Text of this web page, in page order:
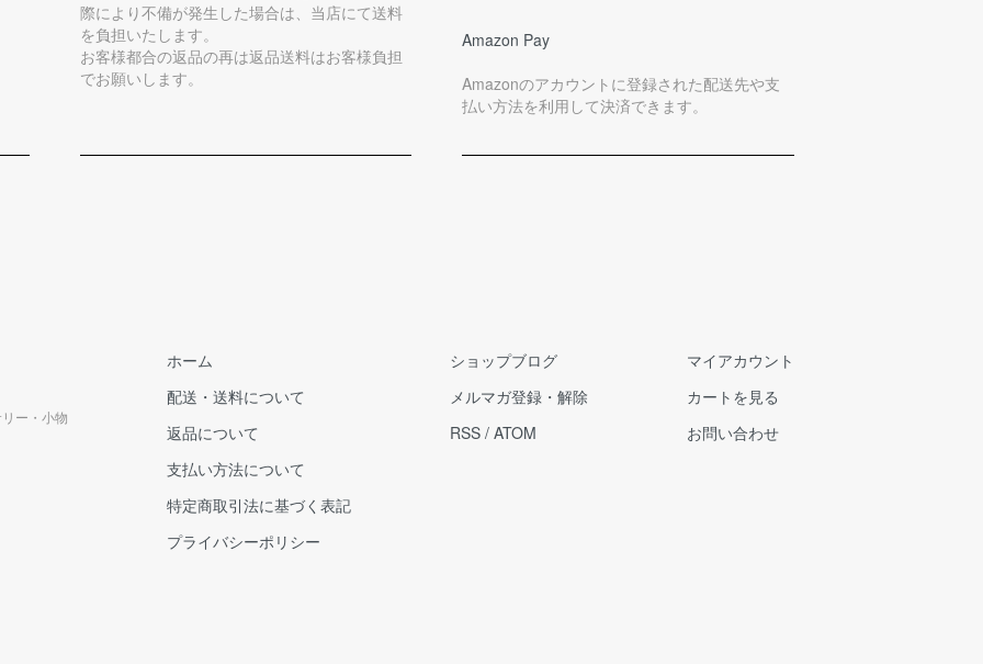
際により不備が発生した場合は、当店にて送料
を負担いたします。
お客様都合の返品の再は返品送料はお客様負担
でお願いします。
Amazon Pay
Amazonのアカウントに登録された配送先や支
払い方法を利用して決済できます。
ー・小物
ホーム
配送・送料について
返品について
支払い方法について
特定商取引法に基づく表記
プライバシーポリシー
ショップブログ
メルマガ登録・解除
RSS / ATOM
マイアカウント
カートを見る
お問い合わせ